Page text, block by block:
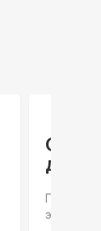
для
этапах,